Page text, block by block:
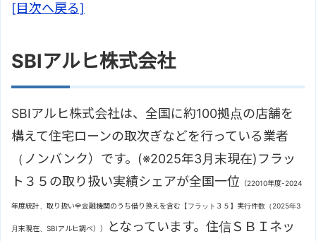
[目次へ戻る]
SBIアルヒ株式会社
SBIアルヒ株式会社は、全国に約100拠点の店舗を
構えて住宅ローンの取次ぎなどを行っている業者
（ノンバンク）です。(※2025年3月末現在)フラッ
ト３５の取り扱い実績シェアが全国一位 （22010年度-2024
年度統計、取り扱い全金融機関のうち借り換えを含む【フラット３５】実行件数（2025年3
月末現在、SBIアルヒ調べ））
となっています。住信ＳＢＩネッ